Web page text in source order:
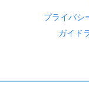
プライバシ
ガイド